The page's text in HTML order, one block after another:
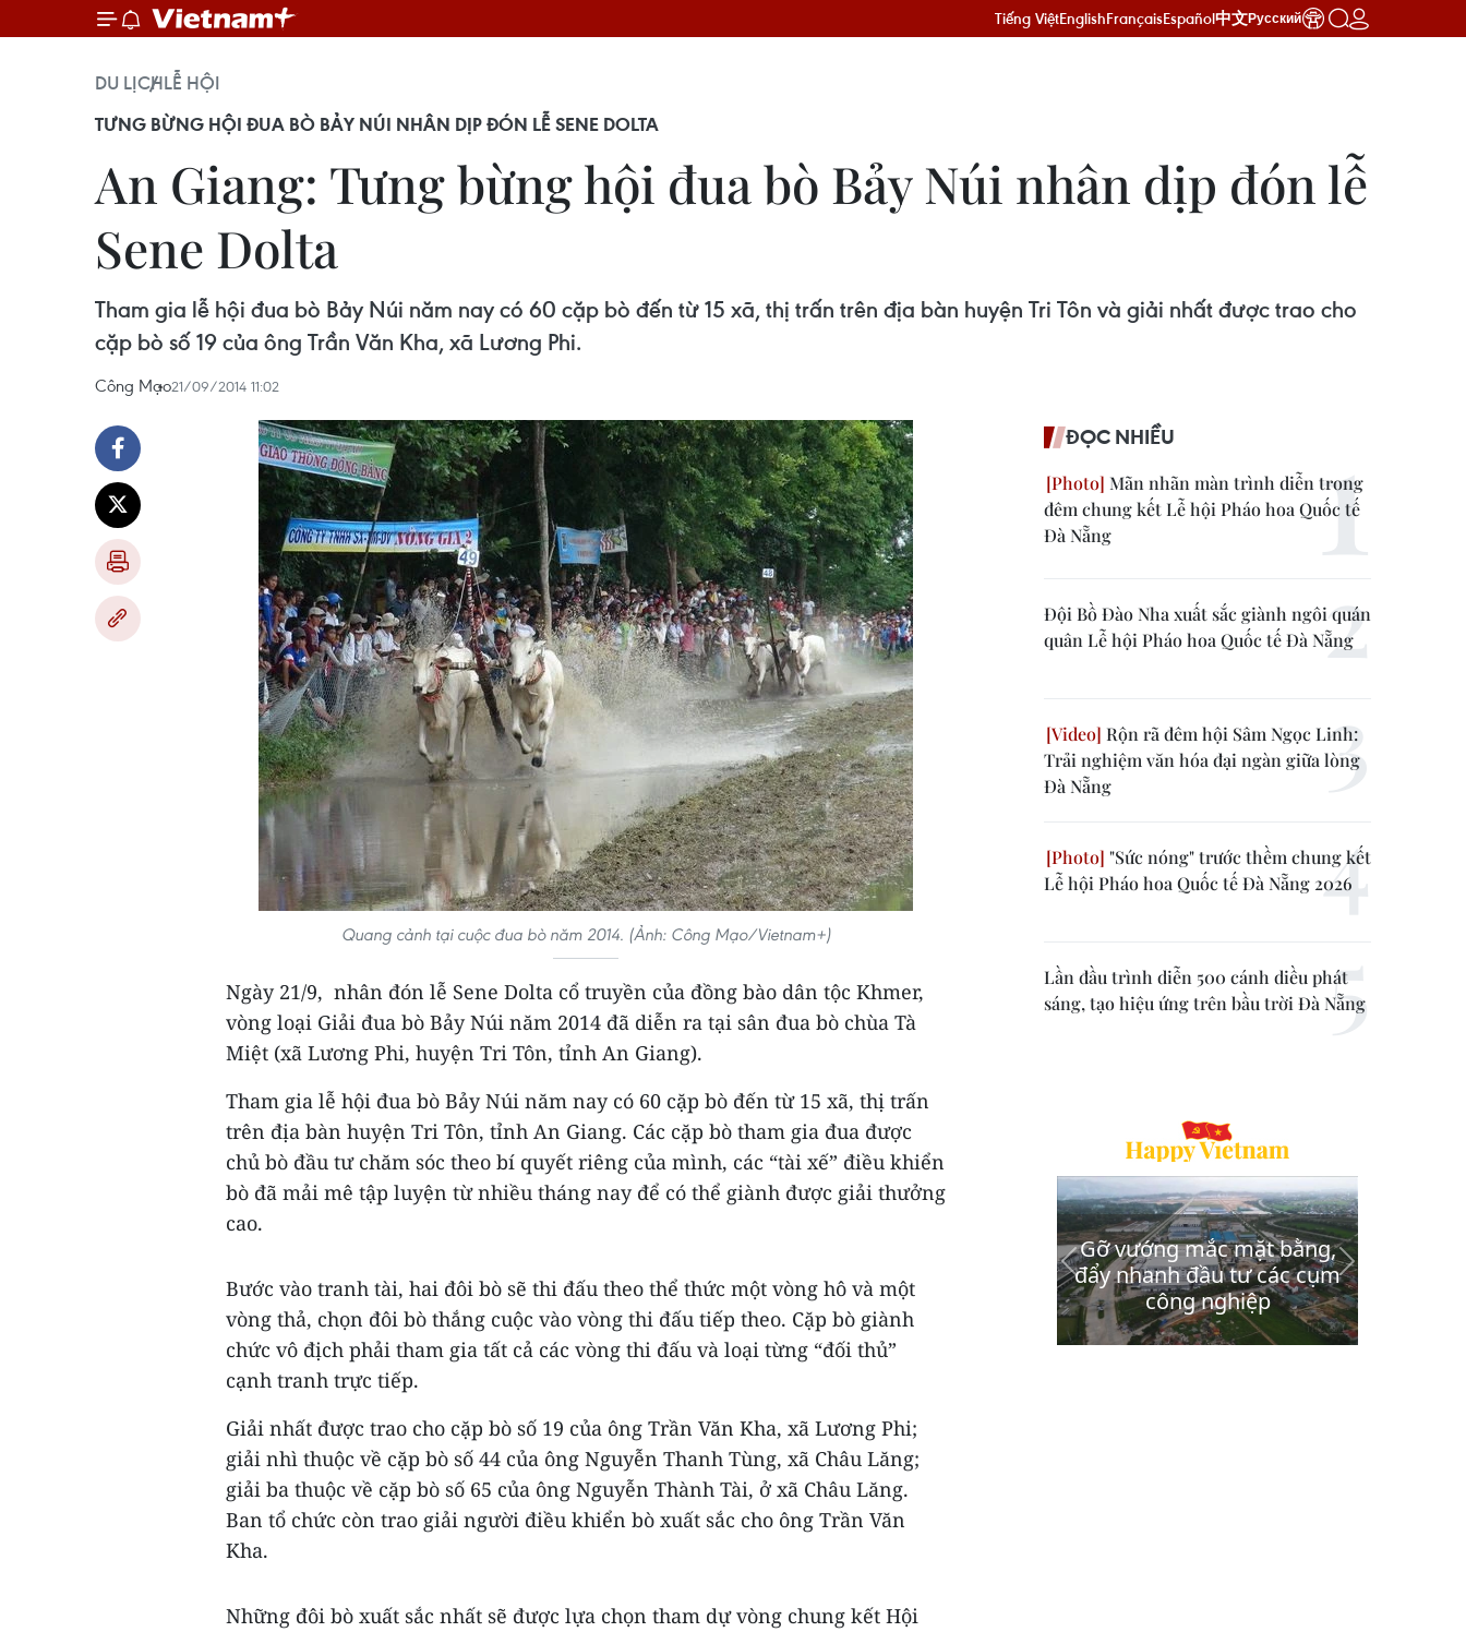
Tiếng ViệtEnglishFrançaisEspañol中文Русский
DU LỊCHLỄ HỘI
TƯNG BỪNG HỘI ĐUA BÒ BẢY NÚI NHÂN DỊP ĐÓN LỄ SENE DOLTA
An Giang: Tưng bừng hội đua bò Bảy Núi nhân dịp đón lễ
Sene Dolta
Tham gia lễ hội đua bò Bảy Núi năm nay có 60 cặp bò đến từ 15 xã, thị trấn trên địa bàn huyện Tri Tôn và giải nhất được trao cho
cặp bò số 19 của ông Trần Văn Kha, xã Lương Phi.
Công Mạo21/09/2014 11:02
Quang cảnh tại cuộc đua bò năm 2014. (Ảnh: Công Mạo/Vietnam+)
Ngày 21/9, nhân đón lễ Sene Dolta cổ truyền của đồng bào dân tộc Khmer,
vòng loại Giải đua bò Bảy Núi năm 2014 đã diễn ra tại sân đua bò chùa Tà
Miệt (xã Lương Phi, huyện Tri Tôn, tỉnh An Giang).
Tham gia lễ hội đua bò Bảy Núi năm nay có 60 cặp bò đến từ 15 xã, thị trấn
trên địa bàn huyện Tri Tôn, tỉnh An Giang. Các cặp bò tham gia đua được
chủ bò đầu tư chăm sóc theo bí quyết riêng của mình, các “tài xế” điều khiển
bò đã mải mê tập luyện từ nhiều tháng nay để có thể giành được giải thưởng
cao.
Bước vào tranh tài, hai đôi bò sẽ thi đấu theo thể thức một vòng hô và một
vòng thả, chọn đôi bò thắng cuộc vào vòng thi đấu tiếp theo. Cặp bò giành
chức vô địch phải tham gia tất cả các vòng thi đấu và loại từng “đối thủ”
cạnh tranh trực tiếp.
Giải nhất được trao cho cặp bò số 19 của ông Trần Văn Kha, xã Lương Phi;
giải nhì thuộc về cặp bò số 44 của ông Nguyễn Thanh Tùng, xã Châu Lăng;
giải ba thuộc về cặp bò số 65 của ông Nguyễn Thành Tài, ở xã Châu Lăng.
Ban tổ chức còn trao giải người điều khiển bò xuất sắc cho ông Trần Văn
Kha.
Những đôi bò xuất sắc nhất sẽ được lựa chọn tham dự vòng chung kết Hội
ĐỌC NHIỀU
Mãn nhãn màn trình diễn trong
đêm chung kết Lễ hội Pháo hoa Quốc tế
Đà Nẵng
Đội Bồ Đào Nha xuất sắc giành ngôi quán
quân Lễ hội Pháo hoa Quốc tế Đà Nẵng
Rộn rã đêm hội Sâm Ngọc Linh:
Trải nghiệm văn hóa đại ngàn giữa lòng
Đà Nẵng
"Sức nóng" trước thềm chung kết
Lễ hội Pháo hoa Quốc tế Đà Nẵng 2026
Lần đầu trình diễn 500 cánh diều phát
sáng, tạo hiệu ứng trên bầu trời Đà Nẵng